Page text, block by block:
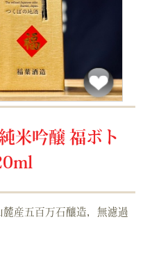
米吟醸 福ボト
産五百万石釀造，無濾過